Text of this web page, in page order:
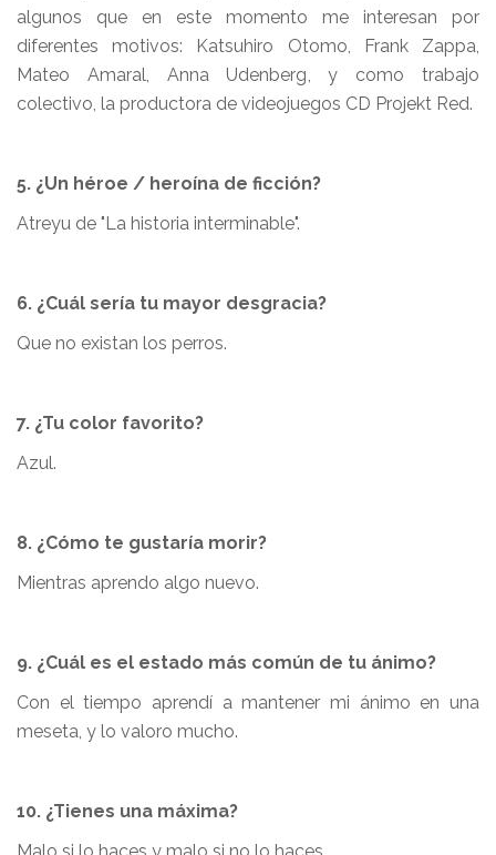
algunos que en este momento me interesan por
diferentes motivos: Katsuhiro Otomo, Frank Zappa,
Mateo Amaral, Anna Udenberg, y como trabajo
colectivo, la productora de videojuegos CD Projekt Red.
5. ¿Un héroe / heroína de ficción?
Atreyu de "La historia interminable".
6. ¿Cuál sería tu mayor desgracia?
Que no existan los perros.
7. ¿Tu color favorito?
Azul.
8. ¿Cómo te gustaría morir?
Mientras aprendo algo nuevo.
9. ¿Cuál es el estado más común de tu ánimo?
Con el tiempo aprendí a mantener mi ánimo en una
meseta, y lo valoro mucho.
10. ¿Tienes una máxima?